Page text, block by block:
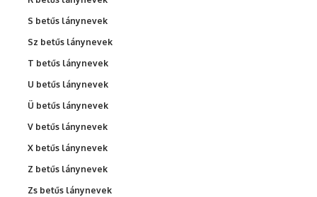
S betűs lánynevek
Sz betűs lánynevek
T betűs lánynevek
U betűs lánynevek
Ü betűs lánynevek
V betűs lánynevek
X betűs lánynevek
Z betűs lánynevek
Zs betűs lánynevek